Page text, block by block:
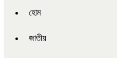
হোম
জাতীয়